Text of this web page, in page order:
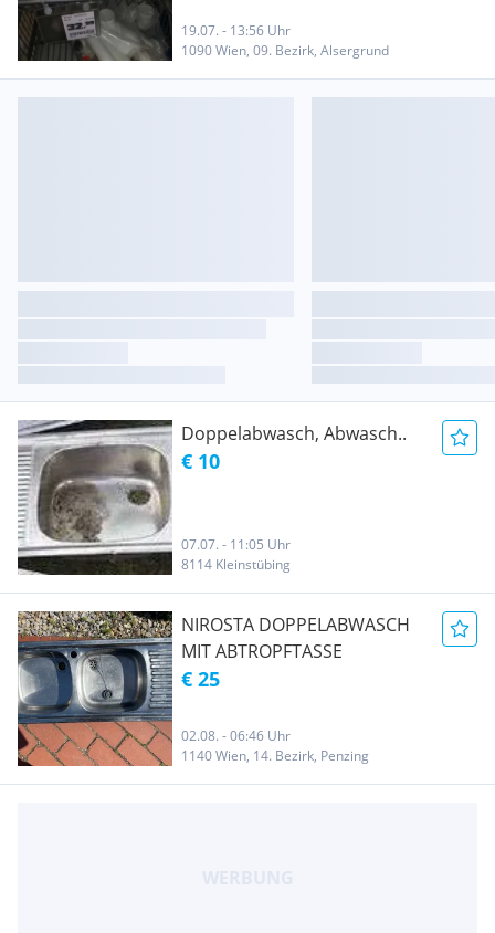
19.07. - 13:56 Uhr
1090 Wien, 09. Bezirk, Alsergrund
Doppelabwasch, Abwasch..
€ 10
07.07. - 11:05 Uhr
8114 Kleinstübing
NIROSTA DOPPELABWASCH
MIT ABTROPFTASSE
€ 25
02.08. - 06:46 Uhr
1140 Wien, 14. Bezirk, Penzing